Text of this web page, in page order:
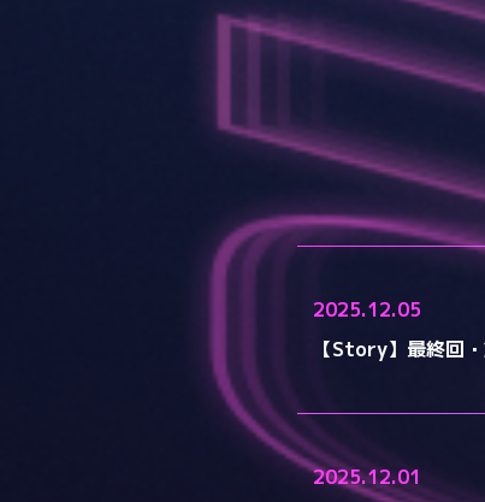
2025.12.05
【Story】最終回
2025.12.01